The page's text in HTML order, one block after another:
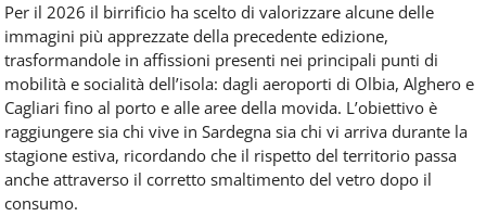
Per il 2026 il birrificio ha scelto di valorizzare alcune delle
immagini più apprezzate della precedente edizione,
trasformandole in affissioni presenti nei principali punti di
mobilità e socialità dell’isola: dagli aeroporti di Olbia, Alghero e
Cagliari fino al porto e alle aree della movida. L’obiettivo è
raggiungere sia chi vive in Sardegna sia chi vi arriva durante la
stagione estiva, ricordando che il rispetto del territorio passa
anche attraverso il corretto smaltimento del vetro dopo il
consumo.